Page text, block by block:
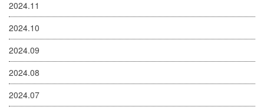
2024.11
2024.10
2024.09
2024.08
2024.07